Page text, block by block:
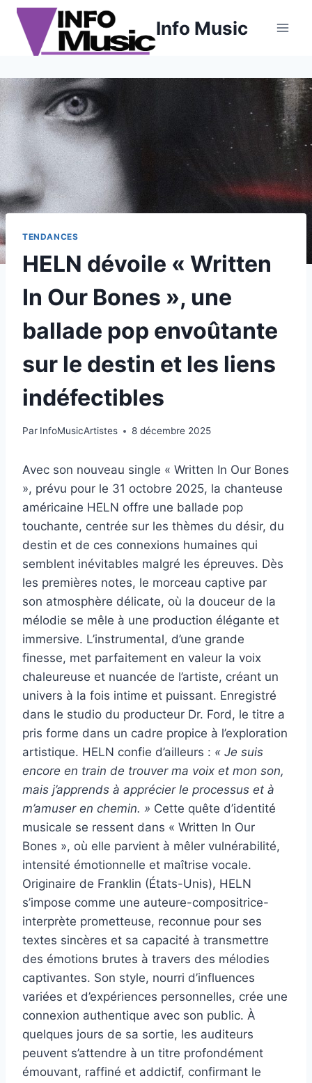
Aller
contenu
Info Music
TENDANCES
HELN dévoile « Written
In Our Bones », une
ballade pop envoûtante
sur le destin et les liens
indéfectibles
Par InfoMusicArtistes 8 décembre 2025
Avec son nouveau single « Written In Our Bones
», prévu pour le 31 octobre 2025, la chanteuse
américaine HELN offre une ballade pop
touchante, centrée sur les thèmes du désir, du
destin et de ces connexions humaines qui
semblent inévitables malgré les épreuves. Dès
les premières notes, le morceau captive par
son atmosphère délicate, où la douceur de la
mélodie se mêle à une production élégante et
immersive. L’instrumental, d’une grande
finesse, met parfaitement en valeur la voix
chaleureuse et nuancée de l’artiste, créant un
univers à la fois intime et puissant. Enregistré
dans le studio du producteur Dr. Ford, le titre a
pris forme dans un cadre propice à l’exploration
artistique. HELN confie d’ailleurs : « Je suis
encore en train de trouver ma voix et mon son,
mais j’apprends à apprécier le processus et à
m’amuser en chemin. » Cette quête d’identité
musicale se ressent dans « Written In Our
Bones », où elle parvient à mêler vulnérabilité,
intensité émotionnelle et maîtrise vocale.
Originaire de Franklin (États-Unis), HELN
s’impose comme une auteure-compositrice-
interprète prometteuse, reconnue pour ses
textes sincères et sa capacité à transmettre
des émotions brutes à travers des mélodies
captivantes. Son style, nourri d’influences
variées et d’expériences personnelles, crée une
connexion authentique avec son public. À
quelques jours de sa sortie, les auditeurs
peuvent s’attendre à un titre profondément
émouvant, raffiné et addictif, confirmant le